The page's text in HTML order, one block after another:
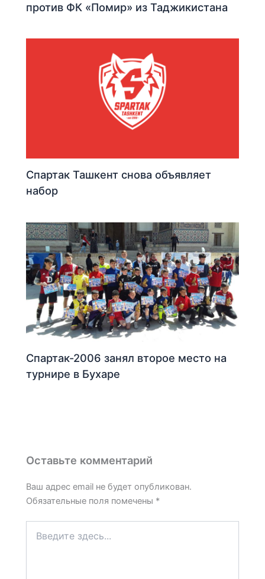
против ФК «Помир» из Таджикистана
Спартак Ташкент снова объявляет
набор
Спартак-2006 занял второе место на
турнире в Бухаре
Оставьте комментарий
Ваш адрес email не будет опубликован.
Обязательные поля помечены *
здесь...